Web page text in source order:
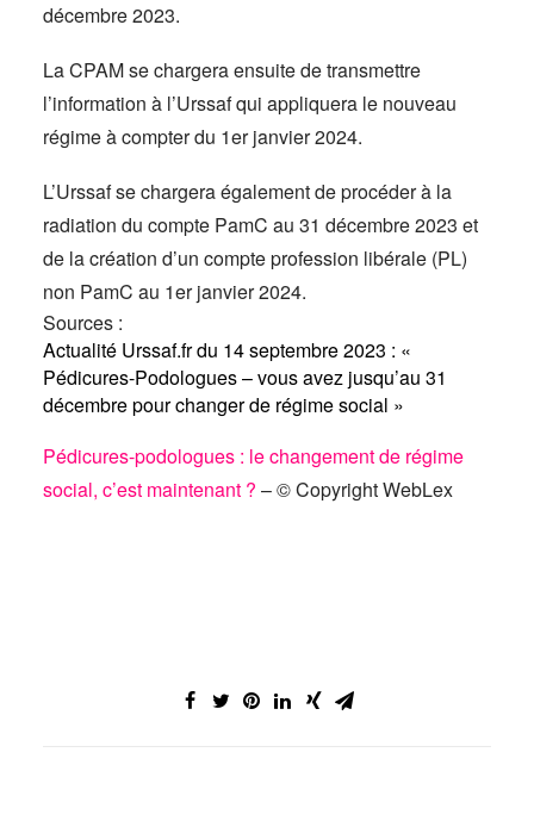
décembre 2023.
La CPAM se chargera ensuite de transmettre
l’information à l’Urssaf qui appliquera le nouveau
régime à compter du 1er janvier 2024.
L’Urssaf se chargera également de procéder à la
radiation du compte PamC au 31 décembre 2023 et
de la création d’un compte profession libérale (PL)
non PamC au 1er janvier 2024.
Sources :
Actualité Urssaf.fr du 14 septembre 2023 : «
Pédicures-Podologues – vous avez jusqu’au 31
décembre pour changer de régime social »
Pédicures-podologues : le changement de régime
social, c’est maintenant ? – © Copyright WebLex